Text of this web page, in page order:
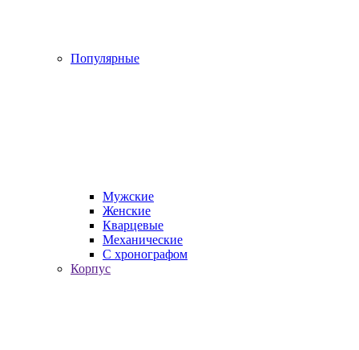
Популярные
Мужские
Женские
Кварцевые
Механические
С хронографом
Корпус